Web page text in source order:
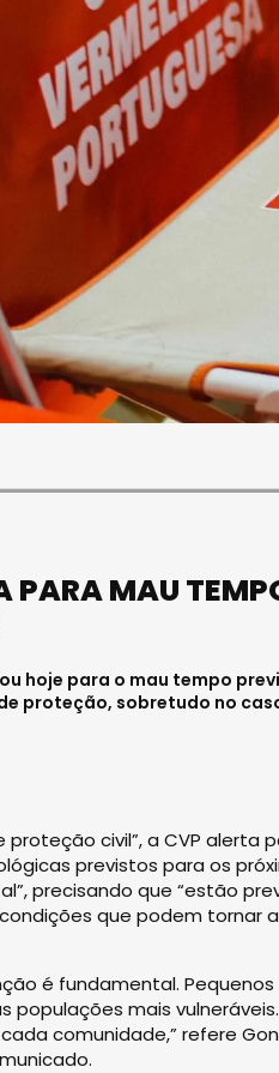
PARA MAU
hoje para o mau tempo
proteção, sobretudo no
civil”, a CVP
previstos para os
precisando que “estão
que podem tornar
é fundamental.
populações mais
comunidade,” refere